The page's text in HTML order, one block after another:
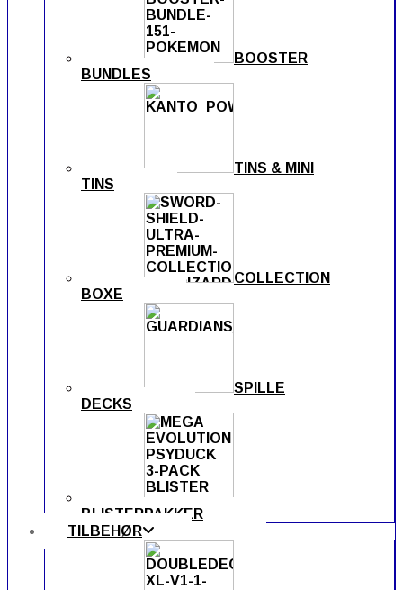
BOOSTER
BUNDLES
TINS & MINI
TINS
COLLECTION
BOXE
SPILLE
DECKS
BLISTERPAKKER
TILBEHØR